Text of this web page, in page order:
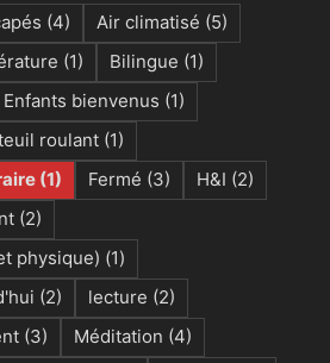
(4) Air climatisé (5)
(1) Bilingue (1)
Enfants bienvenus (1)
roulant (1)
(1) Fermé (3) H&I (2)
(2)
physique) (1)
(2) lecture (2)
(3) Méditation (4)